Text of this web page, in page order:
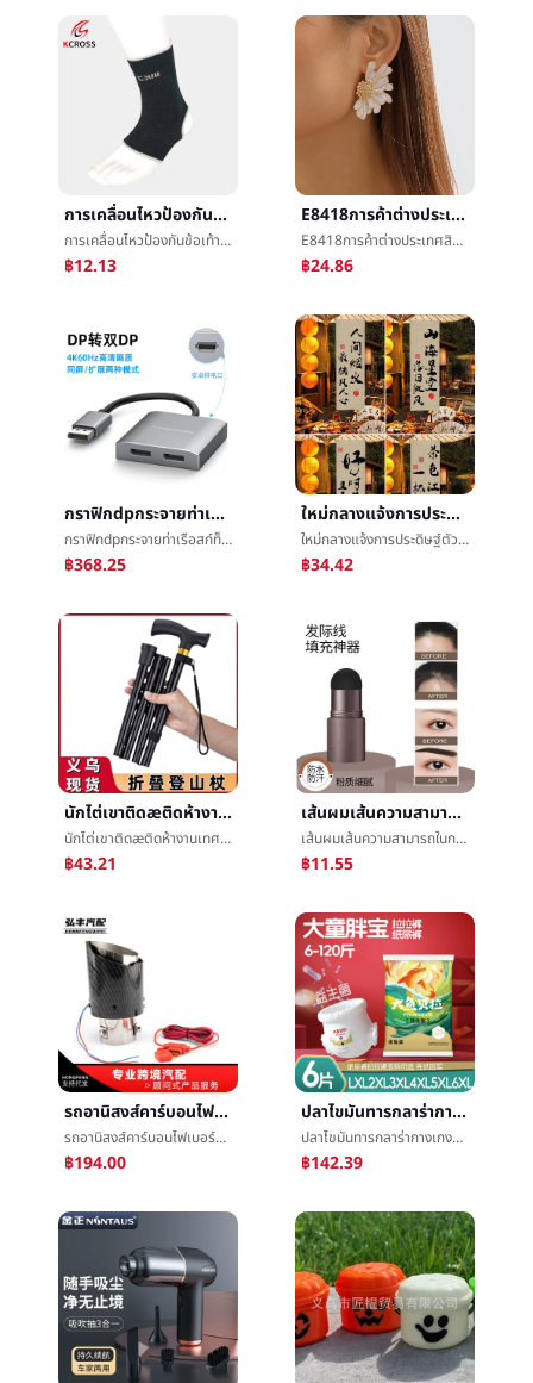
การเคลื่อนไหวป้องกันข้อเท้าการถักบาสเกตบอลนักไต่เขาแบดมินตันฟิตเนสé²ป้องกันป้องกันèข้อเท้าข้อเท้าแพลงชายและหญิงในนามของ
การเคลื่อนไหวป้องกันข้อเท้าการถักบาสเกตบอลนักไต่เขาแบดมินตันฟิตเนสé²ป้องกันป้องกันèข้อเท้าข้อเท้าแพลงชายและหญิงในนามของ
฿12.13
E8418การค้าต่างประเทศสินค้าใหม่ต่างหูยุโรปRetroโลหะผสมดอกไม้ต่างหูหญิงอารมณ์เส้นดอกไม้ต่างหู
E8418การค้าต่างประเทศสินค้าใหม่ต่างหูยุโรปRetroโลหะผสมดอกไม้ต่างหูหญิงอารมณ์เส้นดอกไม้ต่างหู
฿24.86
กราฟิกdpกระจายท่าเรือสก์ท็อปHDMIกระจายImplementDPนาทีสองเพิ่มขึ้นแสดงç¤ºImplementคอมพิวเตอร์ต่างแสดงนาทีจอภาพImplement
กราฟิกdpกระจายท่าเรือสก์ท็อปHDMIกระจายImplementDPนาทีสองเพิ่มขึ้นแสดงç¤ºImplementคอมพิวเตอร์ต่างแสดงนาทีจอภาพImplement
฿368.25
ใหม่กลางแจ้งการประดิษฐ์ตัวอักษรแขวนผ้าล้อมรอบเตาหลอมโลหะปรุงอาหารชาเครื่องประดับèæ¯ผ้าæ°ล้อมรอบความรู้สึกBBผ้าç½®การโฆษณาแผงลอยผ้าå¸
ใหม่กลางแจ้งการประดิษฐ์ตัวอักษรแขวนผ้าล้อมรอบเตาหลอมโลหะปรุงอาหารชาเครื่องประดับèæ¯ผ้าæ°ล้อมรอบความรู้สึกBBผ้าç½®การโฆษณาแผงลอยผ้าå¸
฿34.42
นักไต่เขาติดæติดห้างานเทศกาลชายและหญิงย่อหน้าการท่องเที่ยวพับย่อหน้าสั้นเกินขีดการต่อสู้ชายและหญิงยืดè°งานเทศกาลติดโดยการเดินเท้า
นักไต่เขาติดæติดห้างานเทศกาลชายและหญิงย่อหน้าการท่องเที่ยวพับย่อหน้าสั้นเกินขีดการต่อสู้ชายและหญิงยืดè°งานเทศกาลติดโดยการเดินเท้า
฿43.21
เส้นผมเส้นความสามารถในการซ่อมเงาผงแก้ไขการกรอกผมผงครีมใหม่สิ่งประดิษฐ์ปกการทำให้บริสุทธิ์สูงหน้าผากเงาปากกาหญิง
เส้นผมเส้นความสามารถในการซ่อมเงาผงแก้ไขการกรอกผมผงครีมใหม่สิ่งประดิษฐ์ปกการทำให้บริสุทธิ์สูงหน้าผากเงาปากกาหญิง
฿11.55
รถอานิสงส์คาร์บอนไฟเบอร์แสงหางคอวงดนตรีอุณหภูมิLEDแสงอานิสงส์รถท่อไอเสียต้องเปิดหางคอ
รถอานิสงส์คาร์บอนไฟเบอร์แสงหางคอวงดนตรีอุณหภูมิLEDแสงอานิสงส์รถท่อไอเสียต้องเปิดหางคอ
฿194.00
ปลาไขมันทารกลาร่ากางเกง5XLใหญ่หายใจจำนวนçº¸ปัสสาวะกางเกงXXXXLใหญ่รหัสปัสสาวะไม่เปียกสำหรับการใช้ในยามค่ำอุปกรณ์ทดลองใช้
ปลาไขมันทารกลาร่ากางเกง5XLใหญ่หายใจจำนวนçº¸ปัสสาวะกางเกงXXXXLใหญ่รหัสปัสสาวะไม่เปียกสำหรับการใช้ในยามค่ำอุปกรณ์ทดลองใช้
฿142.39